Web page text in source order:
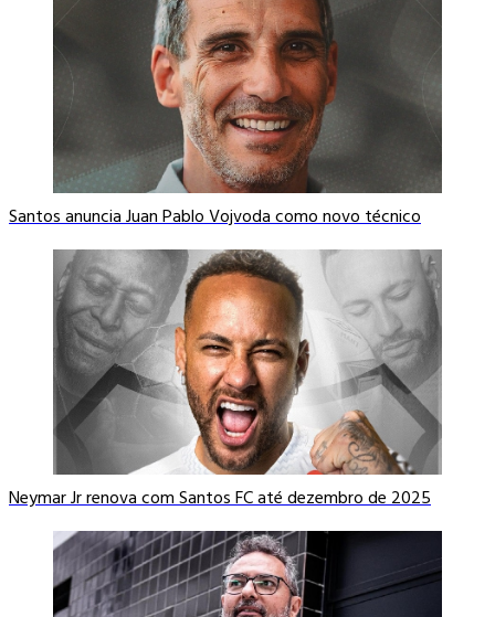
Santos anuncia Juan Pablo Vojvoda como novo técnico
Neymar Jr renova com Santos FC até dezembro de 2025